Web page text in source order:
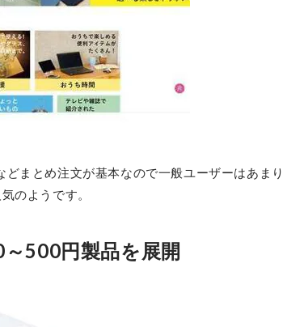
まとめ注文が基本なので一般ユーザーはあまり
のようです。
500円製品を展開